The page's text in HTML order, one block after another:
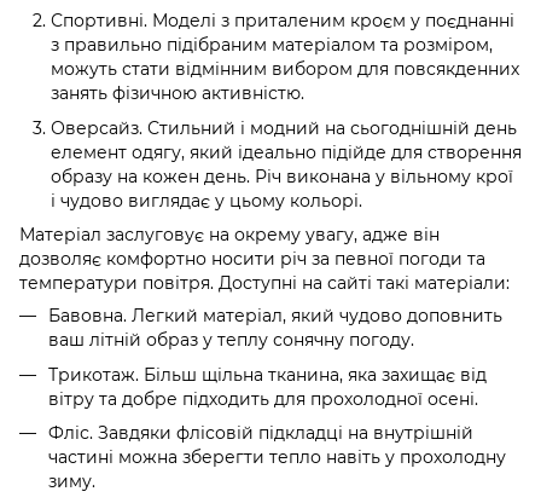
Спортивні. Моделі з приталеним кроєм у поєднанні
з правильно підібраним матеріалом та розміром,
можуть стати відмінним вибором для повсякденних
занять фізичною активністю.
Оверсайз. Стильний і модний на сьогоднішній день
елемент одягу, який ідеально підійде для створення
образу на кожен день. Річ виконана у вільному крої
і чудово виглядає у цьому кольорі.
Матеріал заслуговує на окрему увагу, адже він
дозволяє комфортно носити річ за певної погоди та
температури повітря. Доступні на сайті такі матеріали:
Бавовна. Легкий матеріал, який чудово доповнить
ваш літній образ у теплу сонячну погоду.
Трикотаж. Більш щільна тканина, яка захищає від
вітру та добре підходить для прохолодної осені.
Фліс. Завдяки флісовій підкладці на внутрішній
частині можна зберегти тепло навіть у прохолодну
зиму.